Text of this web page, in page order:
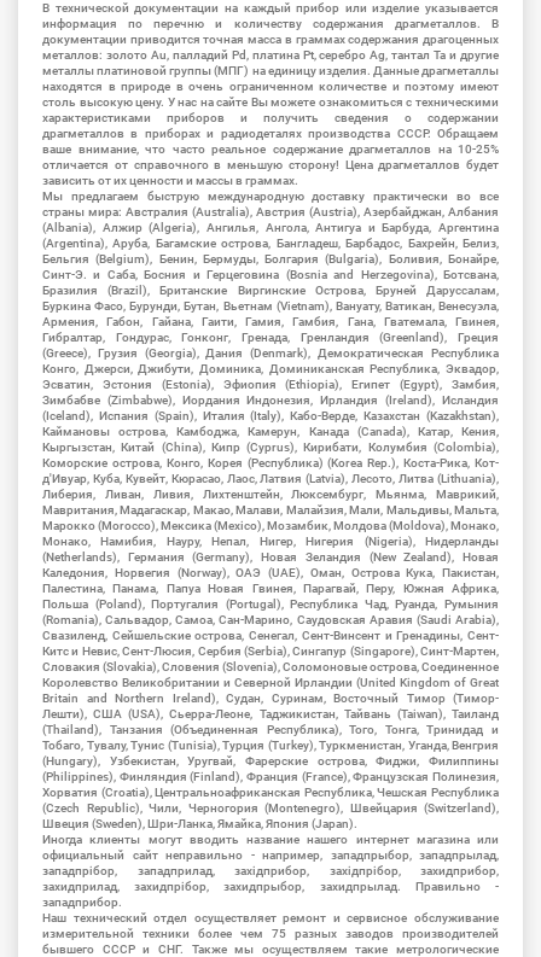
В технической документации на каждый прибор или изделие указывается
информация по перечню и количеству содержания драгметаллов. В
документации приводится точная масса в граммах содержания драгоценных
металлов: золото Au, палладий Pd, платина Pt, серебро Ag, тантал Ta и другие
металлы платиновой группы (МПГ) на единицу изделия. Данные драгметаллы
находятся в природе в очень ограниченном количестве и поэтому имеют
столь высокую цену. У нас на сайте Вы можете ознакомиться с техническими
характеристиками приборов и получить сведения о содержании
драгметаллов в приборах и радиодеталях производства СССР. Обращаем
ваше внимание, что часто реальное содержание драгметаллов на 10-25%
отличается от справочного в меньшую сторону! Цена драгметаллов будет
зависить от их ценности и массы в граммах.
Мы предлагаем быструю международную доставку практически во все
страны мира: Австралия (Australia), Австрия (Austria), Азербайджан, Албания
(Albania), Алжир (Algeria), Ангилья, Ангола, Антигуа и Барбуда, Аргентина
(Argentina), Аруба, Багамские острова, Бангладеш, Барбадос, Бахрейн, Белиз,
Бельгия (Belgium), Бенин, Бермуды, Болгария (Bulgaria), Боливия, Бонайре,
Синт-Э. и Саба, Босния и Герцеговина (Bosnia and Herzegovina), Ботсвана,
Бразилия (Brazil), Британские Виргинские Острова, Бруней Даруссалам,
Буркина Фасо, Бурунди, Бутан, Вьетнам (Vietnam), Вануату, Ватикан, Венесуэла,
Армения, Габон, Гайана, Гаити, Гамия, Гамбия, Гана, Гватемала, Гвинея,
Гибралтар, Гондурас, Гонконг, Гренада, Гренландия (Greenland), Греция
(Greece), Грузия (Georgia), Дания (Denmark), Демократическая Республика
Конго, Джерси, Джибути, Доминика, Доминиканская Республика, Эквадор,
Эсватин, Эстония (Estonia), Эфиопия (Ethiopia), Египет (Egypt), Замбия,
Зимбабве (Zimbabwe), Иордания Индонезия, Ирландия (Ireland), Исландия
(Iceland), Испания (Spain), Италия (Italy), Кабо-Верде, Казахстан (Kazakhstan),
Каймановы острова, Камбоджа, Камерун, Канада (Canada), Катар, Кения,
Кыргызстан, Китай (China), Кипр (Cyprus), Кирибати, Колумбия (Colombia),
Коморские острова, Конго, Корея (Республика) (Korea Rep.), Коста-Рика, Кот-
д'Ивуар, Куба, Кувейт, Кюрасао, Лаос, Латвия (Latvia), Лесото, Литва (Lithuania),
Либерия, Ливан, Ливия, Лихтенштейн, Люксембург, Мьянма, Маврикий,
Мавритания, Мадагаскар, Макао, Малави, Малайзия, Мали, Мальдивы, Мальта,
Марокко (Morocco), Мексика (Mexico), Мозамбик, Молдова (Moldova), Монако,
Монако, Намибия, Науру, Непал, Нигер, Нигерия (Nigeria), Нидерланды
(Netherlands), Германия (Germany), Новая Зеландия (New Zealand), Новая
Каледония, Норвегия (Norway), ОАЭ (UAE), Оман, Острова Кука, Пакистан,
Палестина, Панама, Папуа Новая Гвинея, Парагвай, Перу, Южная Африка,
Польша (Poland), Португалия (Portugal), Республика Чад, Руанда, Румыния
(Romania), Сальвадор, Самоа, Сан-Марино, Саудовская Аравия (Saudi Arabia),
Свазиленд, Сейшельские острова, Сенегал, Сент-Винсент и Гренадины, Сент-
Китс и Невис, Сент-Люсия, Сербия (Serbia), Сингапур (Singapore), Синт-Мартен,
Словакия (Slovakia), Словения (Slovenia), Соломоновые острова, Соединенное
Королевство Великобритании и Северной Ирландии (United Kingdom of Great
Britain and Northern Ireland), Судан, Суринам, Восточный Тимор (Тимор-
Лешти), США (USA), Сьерра-Леоне, Таджикистан, Тайвань (Taiwan), Таиланд
(Thailand), Танзания (Объединенная Республика), Того, Тонга, Тринидад и
Тобаго, Тувалу, Тунис (Tunisia), Турция (Turkey), Туркменистан, Уганда, Венгрия
(Hungary), Узбекистан, Уругвай, Фарерские острова, Фиджи, Филиппины
(Philippines), Финляндия (Finland), Франция (France), Французская Полинезия,
Хорватия (Croatia), Центральноафриканская Республика, Чешская Республика
(Czech Republic), Чили, Черногория (Montenegro), Швейцария (Switzerland),
Швеция (Sweden), Шри-Ланка, Ямайка, Япония (Japan).
Иногда клиенты могут вводить название нашего интернет магазина или
официальный сайт неправильно - например, западпрыбор, западпрылад,
западпрібор, западприлад, західприбор, західпрібор, захидприбор,
захидприлад, захидпрібор, захидпрыбор, захидпрылад. Правильно -
западприбор.
Наш технический отдел осуществляет ремонт и сервисное обслуживание
измерительной техники более чем 75 разных заводов производителей
бывшего СССР и СНГ. Также мы осуществляем такие метрологические